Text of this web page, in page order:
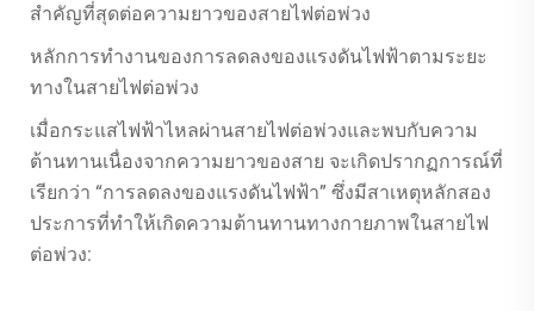
สำคัญที่สุดต่อความยาวของสายไฟต่อพ่วง
หลักการทำงานของการลดลงของแรงดันไฟฟ้าตามระยะ
ทางในสายไฟต่อพ่วง
เมื่อกระแสไฟฟ้าไหลผ่านสายไฟต่อพ่วงและพบกับความ
ต้านทานเนื่องจากความยาวของสาย จะเกิดปรากฏการณ์ที่
เรียกว่า “การลดลงของแรงดันไฟฟ้า” ซึ่งมีสาเหตุหลักสอง
ประการที่ทำให้เกิดความต้านทานทางกายภาพในสายไฟ
ต่อพ่วง: